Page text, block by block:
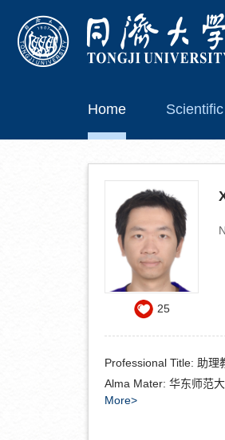
Home
25
Professional Title: 助理
Alma Mater: 华东师范
More>